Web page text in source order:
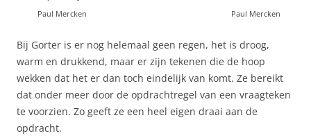
Paul Mercken Paul Mercken
Bij Gorter is er nog helemaal geen regen, het is droog,
warm en drukkend, maar er zijn tekenen die de hoop
wekken dat het er dan toch eindelijk van komt. Ze bereikt
dat onder meer door de opdrachtregel van een vraagteken
te voorzien. Zo geeft ze een heel eigen draai aan de
opdracht.